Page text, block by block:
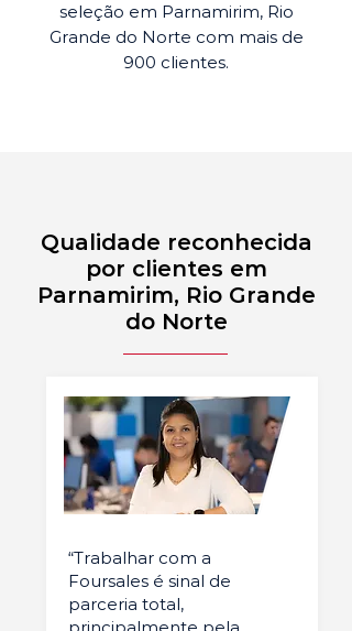
seleção em Parnamirim, Rio
Grande do Norte com mais de
900 clientes.
Qualidade reconhecida
por clientes em
Parnamirim, Rio Grande
do Norte
“Trabalhar com a
Foursales é sinal de
parceria total,